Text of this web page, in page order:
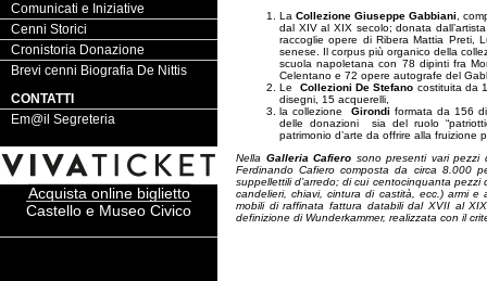
Comunicati e Iniziative
Cenni Storici
Cronistoria Donazione
Brevi cenni Biografia De Nittis
CONTATTI
Em@il Segreteria
Acquista online biglietto
Castello e Museo Civico
La Collezione Giuseppe Gabbiani ,
dal XIV al XIX secolo; donata
raccoglie opere di Ribera Mattia Preti,
senese. Il corpus più organico della
scuola napoletana con 78 dipinti fra
Celentano e 72 opere autografe del
Le Collezioni De Stefano costituita da
disegni, 15 acquerelli,
la collezione
Girondi formata da 156
delle donazioni sia del ruolo
patrimonio d’arte da offrire alla fruizione
Nella Galleria Cafiero sono presenti vari pezzi
Ferdinando Cafiero composta da circa 8.000
suppellettili d’arredo; di cui centocinquanta
candelieri, chiavi, cintura di castità, ecc.) armi
mobili di raffinata fattura databili dal XVII al
definizione di Wunderkammer, realizzata con il